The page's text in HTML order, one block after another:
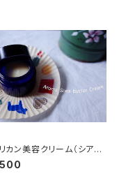
カン美容クリーム（シアバ
バオバブオイル + マダガ
精油)